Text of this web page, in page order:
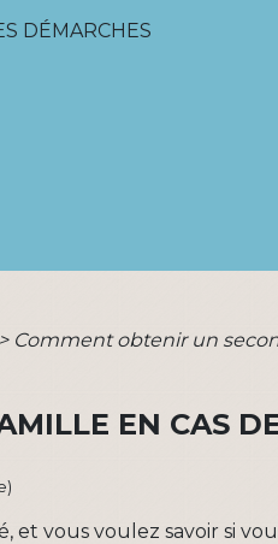
DÉMARCHES
> Comment obtenir un
EN CAS
et vous voulez savoir si